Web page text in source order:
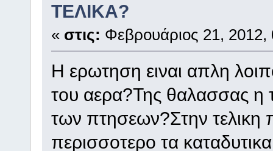
ΤΕΛΙΚΑ?
« στις: Φεβρουάριος 21,
Η ερωτηση ειναι απλη
του αερα?Της θαλασσας
των πτησεων?Στην τελικη
περισσοτερο τα